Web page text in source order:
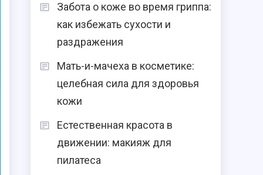
Забота о коже во время гриппа:
как избежать сухости и
раздражения
Мать-и-мачеха в косметике:
целебная сила для здоровья
кожи
Естественная красота в
движении: макияж для
пилатеса